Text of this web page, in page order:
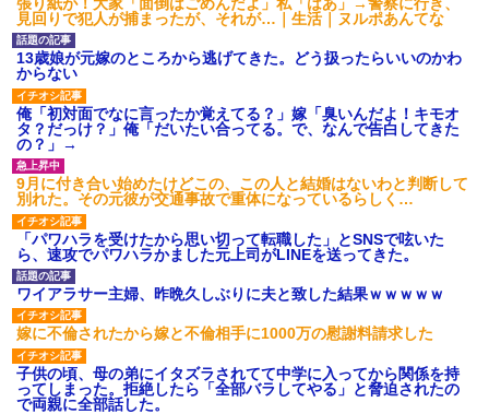
ワマン頂き女子のこの動画、す
げえええええｗｗｗｗｗｗｗｗ
ｗｗｗ
【愕然】白のクラウン俺氏、
高速道路左車線を制限速度で走
った結果wwwwwwwwwwww
百年の恋12-899 食べた量を
張り合ってくる
【悲報】佐藤輝明・・・２軍
でも盛大にやらかす←あまり悲
しませないでくれ
見回りで犯人が捕まったが、それが…｜生活｜ヌルポあんてな
13歳娘が元嫁のところから逃げてきた。どう扱ったらいいのかわ
からない
俺「初対面でなに言ったか覚えてる？」嫁「臭いんだよ！キモオ
タ？だっけ？」俺「だいたい合ってる。で、なんで告白してきた
の？」→
9月に付き合い始めたけどこの、この人と結婚はないわと判断して
別れた。その元彼が交通事故で重体になっているらしく…
「パワハラを受けたから思い切って転職した」とSNSで呟いた
ら、速攻でパワハラかました元上司がLINEを送ってきた。
ワイアラサー主婦、昨晩久しぶりに夫と致した結果ｗｗｗｗｗ
嫁に不倫されたから嫁と不倫相手に1000万の慰謝料請求した
子供の頃、母の弟にイタズラされてて中学に入ってから関係を持
ってしまった。拒絶したら「全部バラしてやる」と脅迫されたの
で両親に全部話した。